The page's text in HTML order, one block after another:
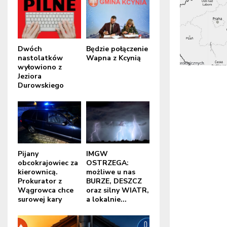
Dwóch
nastolatków
wyłowiono z
Jeziora
Durowskiego
Będzie połączenie
Wapna z Kcynią
Pijany
obcokrajowiec za
kierownicą.
Prokurator z
Wągrowca chce
surowej kary
IMGW
OSTRZEGA:
możliwe u nas
BURZE, DESZCZ
oraz silny WIATR,
a lokalnie...